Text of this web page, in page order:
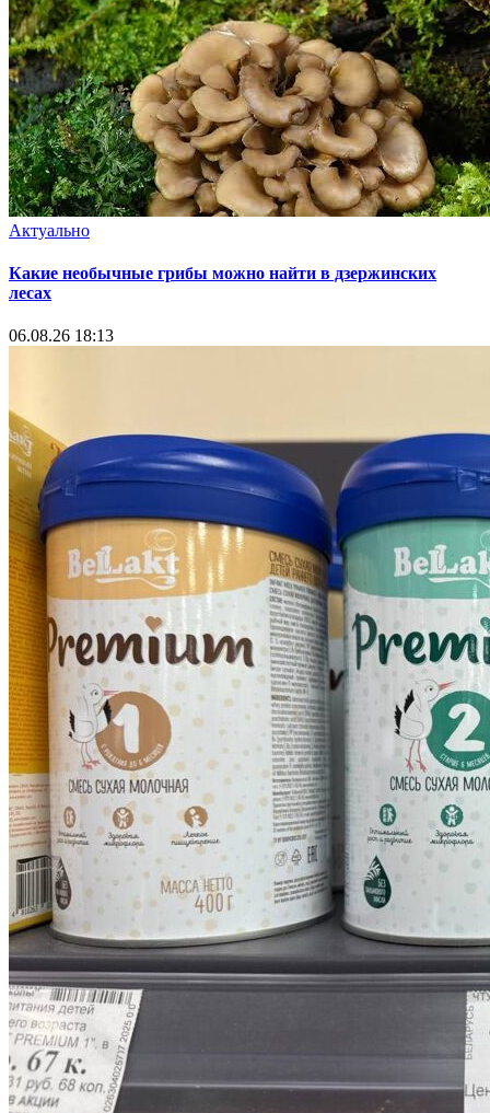
Актуально
Какие необычные грибы можно найти в дзержинских
лесах
06.08.26 18:13